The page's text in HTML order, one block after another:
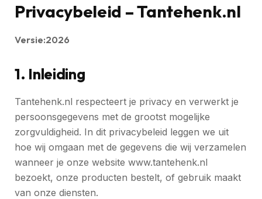
Privacybeleid – Tantehenk.nl
Versie:2026
1. Inleiding
Tantehenk.nl respecteert je privacy en verwerkt je
persoonsgegevens met de grootst mogelijke
zorgvuldigheid. In dit privacybeleid leggen we uit
hoe wij omgaan met de gegevens die wij verzamelen
wanneer je onze website www.tantehenk.nl
bezoekt, onze producten bestelt, of gebruik maakt
van onze diensten.